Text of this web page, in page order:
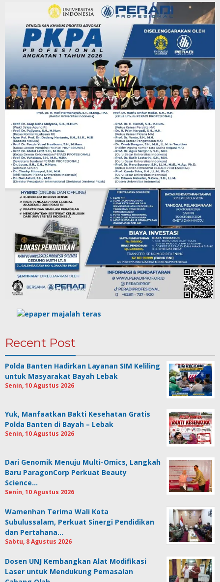
Recent Post
Polda Banten Hadirkan Layanan SIM Keliling
untuk Masyarakat Bayah Lebak
Senin, 10 Agustus 2026
Yuk, Manfaatkan Bakti Kesehatan Gratis
Polda Banten di Bayah – Lebak
Senin, 10 Agustus 2026
Dari Genomik Menuju Multi-Omics, Langkah
Baru ParagonCorp Perkuat Beauty
Science…
Senin, 10 Agustus 2026
Wamenhan Terima Wali Kota
Subulussalam, Perkuat Sinergi Pendidikan
dan Pertahana…
Sabtu, 8 Agustus 2026
Dosen UNJ Kembangkan Alat Modifikasi
Laser untuk Mendukung Pemasalan